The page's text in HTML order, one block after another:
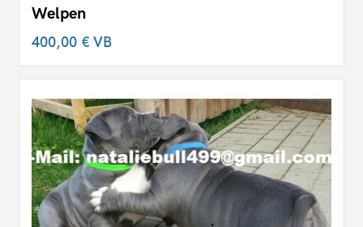
Welpen
400,00 €VB